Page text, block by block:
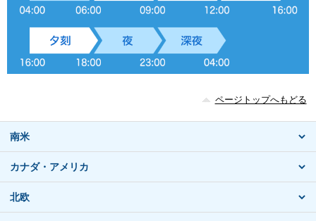
ページトップへもどる
南米
カナダ・アメリカ
北欧